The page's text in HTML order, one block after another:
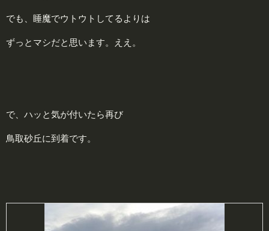
でも、睡魔でウトウトしてるよりは
ずっとマシだと思います。ええ。
で、ハッと気が付いたら再び
鳥取砂丘に到着です。